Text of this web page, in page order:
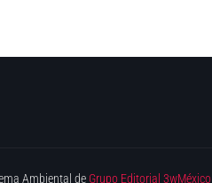
Ambiental de Grupo Editorial 3wMéxico